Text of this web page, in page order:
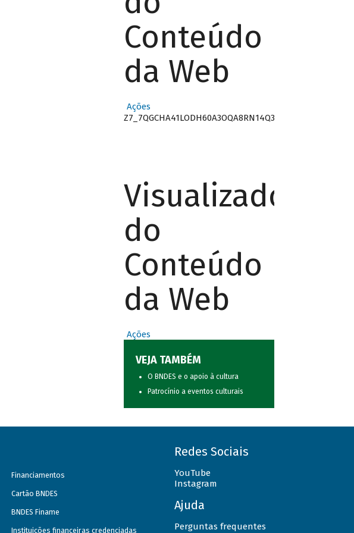
Conteúdo
da Web
Ações
Z7_7QGCHA41LODH60A3OQA8RN14Q3
Visualizador
do
Conteúdo
da Web
Ações
VEJA TAMBÉM
O BNDES e o apoio à cultura
Patrocínio a eventos culturais
Financiamentos
Cartão BNDES
BNDES Finame
Instituições financeiras credenciadas
Redes Sociais
YouTube
Instagram
Ajuda
Perguntas frequentes